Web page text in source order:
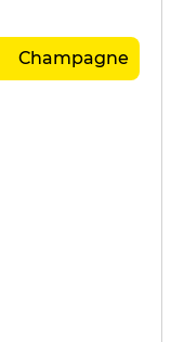
Champagne